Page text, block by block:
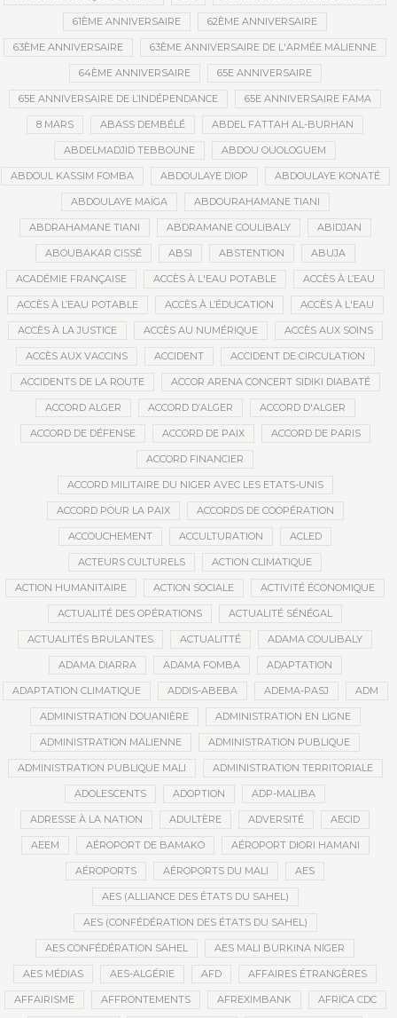
61ÈME ANNIVERSAIRE 62ÈME ANNIVERSAIRE
63ÈME ANNIVERSAIRE 63ÈME ANNIVERSAIRE DE L'ARMÉE MALIENNE
64ÈME ANNIVERSAIRE 65E ANNIVERSAIRE
65E ANNIVERSAIRE DE L’INDÉPENDANCE 65E ANNIVERSAIRE FAMA
8 MARS ABASS DEMBÉLÉ ABDEL FATTAH AL-BURHAN
ABDELMADJID TEBBOUNE ABDOU OUOLOGUEM
ABDOUL KASSIM FOMBA ABDOULAYE DIOP ABDOULAYE KONATÉ
ABDOULAYE MAÏGA ABDOURAHAMANE TIANI
ABDRAHAMANE TIANI ABDRAMANE COULIBALY ABIDJAN
ABOUBAKAR CISSÉ ABSI ABSTENTION ABUJA
ACADÉMIE FRANÇAISE ACCÈS À L'EAU POTABLE ACCÈS À L’EAU
ACCÈS À L’EAU POTABLE ACCÈS À L’ÉDUCATION ACCÈS À L'EAU
ACCÈS À LA JUSTICE ACCÈS AU NUMÉRIQUE ACCÈS AUX SOINS
ACCÈS AUX VACCINS ACCIDENT ACCIDENT DE CIRCULATION
ACCIDENTS DE LA ROUTE ACCOR ARENA CONCERT SIDIKI DIABATÉ
ACCORD ALGER ACCORD D’ALGER ACCORD D'ALGER
ACCORD DE DÉFENSE ACCORD DE PAIX ACCORD DE PARIS
ACCORD FINANCIER
ACCORD MILITAIRE DU NIGER AVEC LES ETATS-UNIS
ACCORD POUR LA PAIX ACCORDS DE COOPÉRATION
ACCOUCHEMENT ACCULTURATION ACLED
ACTEURS CULTURELS ACTION CLIMATIQUE
ACTION HUMANITAIRE ACTION SOCIALE ACTIVITÉ ÉCONOMIQUE
ACTUALITÉ DES OPÉRATIONS ACTUALITÉ SÉNÉGAL
ACTUALITÉS BRULANTES ACTUALITTÉ ADAMA COULIBALY
ADAMA DIARRA ADAMA FOMBA ADAPTATION
ADAPTATION CLIMATIQUE ADDIS-ABEBA ADEMA-PASJ ADM
ADMINISTRATION DOUANIÈRE ADMINISTRATION EN LIGNE
ADMINISTRATION MALIENNE ADMINISTRATION PUBLIQUE
ADMINISTRATION PUBLIQUE MALI ADMINISTRATION TERRITORIALE
ADOLESCENTS ADOPTION ADP-MALIBA
ADRESSE À LA NATION ADULTÈRE ADVERSITÉ AECID
AEEM AÉROPORT DE BAMAKO AÉROPORT DIORI HAMANI
AÉROPORTS AÉROPORTS DU MALI AES
AES (ALLIANCE DES ÉTATS DU SAHEL)
AES (CONFÉDÉRATION DES ÉTATS DU SAHEL)
AES CONFÉDÉRATION SAHEL AES MALI BURKINA NIGER
AES MÉDIAS AES-ALGÉRIE AFD AFFAIRES ÉTRANGÈRES
AFFAIRISME AFFRONTEMENTS AFREXIMBANK AFRICA CDC